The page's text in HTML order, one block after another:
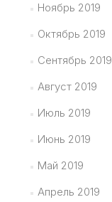
Ноябрь 2019
Октябрь 2019
Сентябрь 2019
Август 2019
Июль 2019
Июнь 2019
Май 2019
Апрель 2019